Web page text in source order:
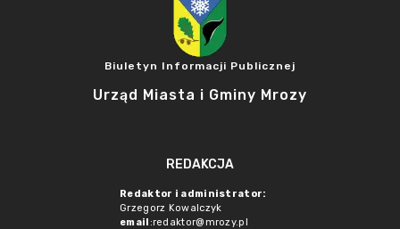
Biuletyn Informacji Publicznej
Urząd Miasta i Gminy Mrozy
REDAKCJA
Redaktor i administrator:
Grzegorz Kowalczyk
email :redaktor@mrozy.pl